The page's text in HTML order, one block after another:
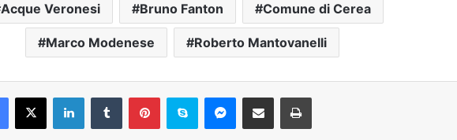
Acque Veronesi Bruno Fanton Comune di Cerea
Marco Modenese Roberto Mantovanelli
Facebook
X LinkedInTumblr PinterestSkype Messenger
Condividi via mail Stampa